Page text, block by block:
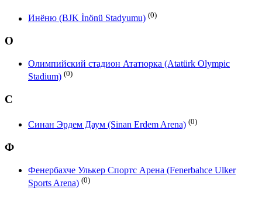
Инёню (BJK İnönü Stadyumu) (0)
О
Олимпийский стадион Ататюрка (Atatürk Olympic
Stadium) (0)
С
Синан Эрдем Даум (Sinan Erdem Arena) (0)
Ф
Фенербахче Улькер Спортс Арена (Fenerbahce Ulker
Sports Arena) (0)